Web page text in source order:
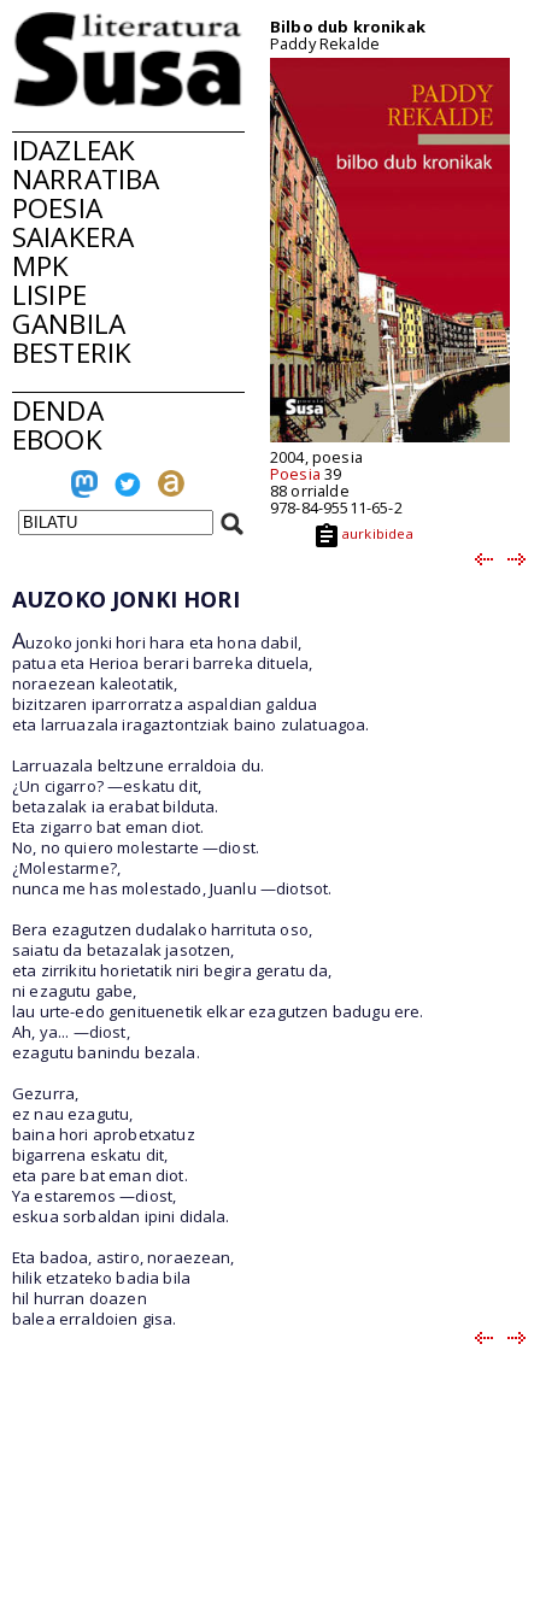
IDAZLEAK
NARRATIBA
POESIA
SAIAKERA
MPK
LISIPE
GANBILA
BESTERIK
DENDA
EBOOK
Bilbo dub kronikak
Paddy Rekalde
2004, poesia
Poesia 39
88 orrialde
978-84-95511-65-2
aurkibidea
AUZOKO JONKI HORI
Auzoko jonki hori hara eta hona dabil,
patua eta Herioa berari barreka dituela,
noraezean kaleotatik,
bizitzaren iparrorratza aspaldian galdua
eta larruazala iragaztontziak baino zulatuagoa.
Larruazala beltzune erraldoia du.
¿Un cigarro? —eskatu dit,
betazalak ia erabat bilduta.
Eta zigarro bat eman diot.
No, no quiero molestarte —diost.
¿Molestarme?,
nunca me has molestado, Juanlu —diotsot.
Bera ezagutzen dudalako harrituta oso,
saiatu da betazalak jasotzen,
eta zirrikitu horietatik niri begira geratu da,
ni ezagutu gabe,
lau urte-edo genituenetik elkar ezagutzen badugu ere.
Ah, ya... —diost,
ezagutu banindu bezala.
Gezurra,
ez nau ezagutu,
baina hori aprobetxatuz
bigarrena eskatu dit,
eta pare bat eman diot.
Ya estaremos —diost,
eskua sorbaldan ipini didala.
Eta badoa, astiro, noraezean,
hilik etzateko badia bila
hil hurran doazen
balea erraldoien gisa.